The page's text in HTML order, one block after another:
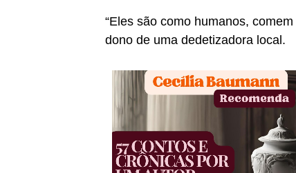
“Eles são como humanos,
dono de uma dedetizadora local.